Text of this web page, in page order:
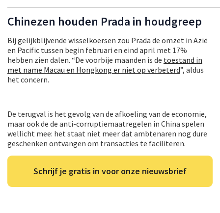
Chinezen houden Prada in houdgreep
Bij gelijkblijvende wisselkoersen zou Prada de omzet in Azië
en Pacific tussen begin februari en eind april met 17%
hebben zien dalen. “De voorbije maanden is de toestand in
met name Macau en Hongkong er niet op verbeterd”, aldus
het concern.
De terugval is het gevolg van de afkoeling van de economie,
maar ook de de anti-corruptiemaatregelen in China spelen
wellicht mee: het staat niet meer dat ambtenaren nog dure
geschenken ontvangen om transacties te faciliteren.
Schrijf je gratis in voor onze nieuwsbrief